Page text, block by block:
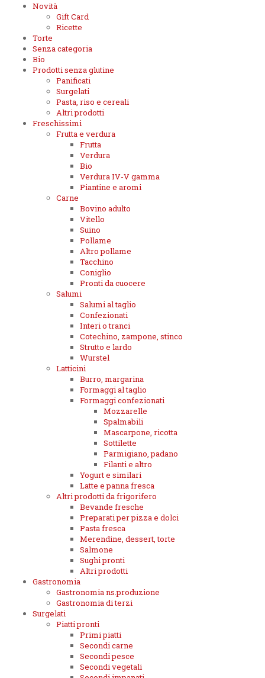
Novità
Gift Card
Ricette
Torte
Senza categoria
Bio
Prodotti senza glutine
Panificati
Surgelati
Pasta, riso e cereali
Altri prodotti
Freschissimi
Frutta e verdura
Frutta
Verdura
Bio
Verdura IV-V gamma
Piantine e aromi
Carne
Bovino adulto
Vitello
Suino
Pollame
Altro pollame
Tacchino
Coniglio
Pronti da cuocere
Salumi
Salumi al taglio
Confezionati
Interi o tranci
Cotechino, zampone, stinco
Strutto e lardo
Wurstel
Latticini
Burro, margarina
Formaggi al taglio
Formaggi confezionati
Mozzarelle
Spalmabili
Mascarpone, ricotta
Sottilette
Parmigiano, padano
Filanti e altro
Yogurt e similari
Latte e panna fresca
Altri prodotti da frigorifero
Bevande fresche
Preparati per pizza e dolci
Pasta fresca
Merendine, dessert, torte
Salmone
Sughi pronti
Altri prodotti
Gastronomia
Gastronomia ns.produzione
Gastronomia di terzi
Surgelati
Piatti pronti
Primi piatti
Secondi carne
Secondi pesce
Secondi vegetali